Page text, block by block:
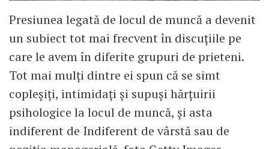
Presiunea legată de locul de muncă a devenit
un subiect tot mai frecvent în discuțiile pe
care le avem în diferite grupuri de prieteni.
Tot mai mulți dintre ei spun că se simt
copleșiți, intimidați și supuși hărțuirii
psihologice la locul de muncă, și asta
indiferent de Indiferent de vârstă sau de